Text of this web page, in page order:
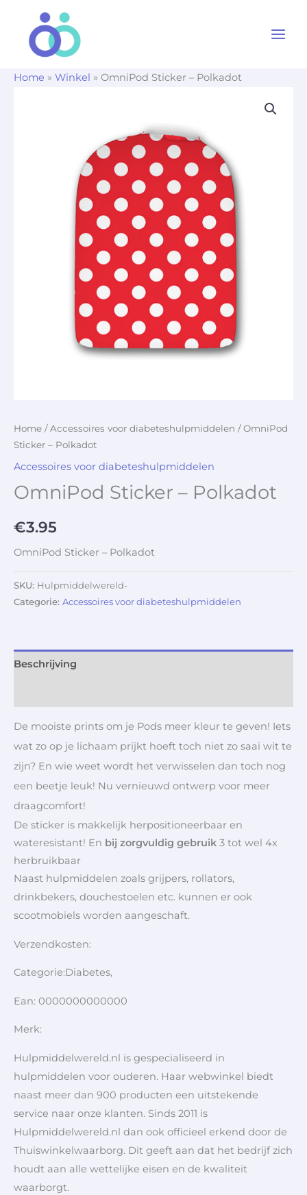
Home » Winkel » OmniPod Sticker – Polkadot
Home /Accessoires voor diabeteshulpmiddelen / OmniPod
Sticker – Polkadot
Accessoires voor diabeteshulpmiddelen
OmniPod Sticker – Polkadot
€3.95
OmniPod Sticker – Polkadot
SKU: Hulpmiddelwereld-
Categorie: Accessoires voor diabeteshulpmiddelen
Beschrijving
De mooiste prints om je Pods meer kleur te geven! Iets
wat zo op je lichaam prijkt hoeft toch niet zo saai wit te
zijn? En wie weet wordt het verwisselen dan toch nog
een beetje leuk! Nu vernieuwd ontwerp voor meer
draagcomfort!
De sticker is makkelijk herpositioneerbaar en
wateresistant! En bij zorgvuldig gebruik 3 tot wel 4x
herbruikbaar
Naast hulpmiddelen zoals grijpers, rollators,
drinkbekers, douchestoelen etc. kunnen er ook
scootmobiels worden aangeschaft.
Verzendkosten:
Categorie:Diabetes,
Ean: 0000000000000
Merk:
Hulpmiddelwereld.nl is gespecialiseerd in
hulpmiddelen voor ouderen. Haar webwinkel biedt
naast meer dan 900 producten een uitstekende
service naar onze klanten. Sinds 2011 is
Hulpmiddelwereld.nl dan ook officieel erkend door de
Thuiswinkelwaarborg. Dit geeft aan dat het bedrijf zich
houdt aan alle wettelijke eisen en de kwaliteit
waarborgt.